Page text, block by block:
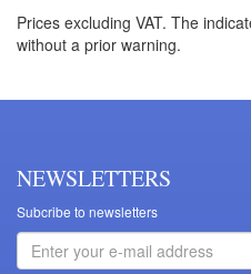
Prices excluding VAT. The
without a prior warning.
NEWSLETTERS
Subcribe to newsletters